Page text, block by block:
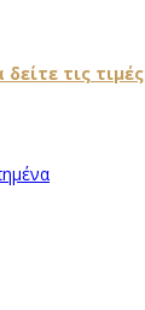
τις τιμές